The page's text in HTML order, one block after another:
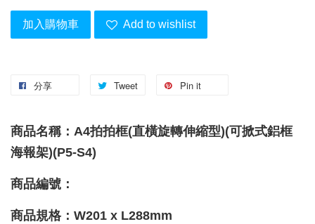
加入購物車 Add to wishlist
分享 Tweet Pin it
商品名稱：A4拍拍框(直橫旋轉伸縮型)(可掀式鋁框
海報架)(P5-S4)
商品編號：
商品規格：W201 x L288mm